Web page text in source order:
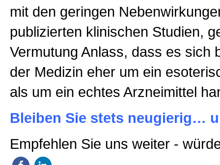
mit den geringen
publizierten klinischen Studien,
Vermutung Anlass, dass es sich
der Medizin eher um ein
als um ein echtes Arzneimittel
Bleiben Sie stets neugierig…
Empfehlen Sie uns weiter -